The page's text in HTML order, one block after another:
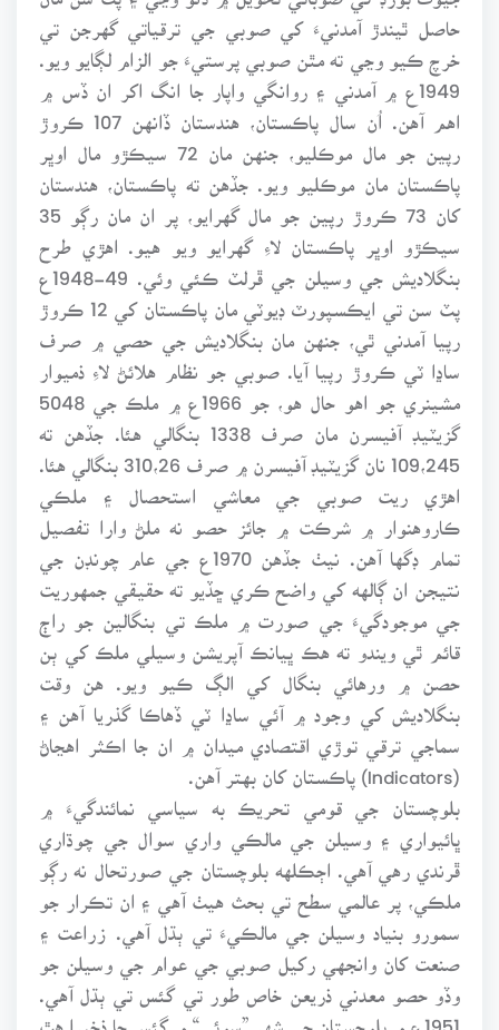
حاصل ٿيندڙ آمدنيءَ کي صوبي جي ترقياتي گهرجن تي
خرچ ڪيو وڃي ته مٿن صوبي پرستيءَ جو الزام لڳايو ويو.
1949ع ۾ آمدني ۽ روانگي واپار جا انگ اکر ان ڏس ۾
رپين جو مال موڪليو، جنهن مان 72 سيڪڙو مال اوڀر
پاڪستان مان موڪليو ويو. جڏهن ته پاڪستان، هندستان
کان 73 ڪروڙ رپين جو مال گهرايو، پر ان مان رڳو 35
سيڪڙو اوڀر پاڪستان لاءِ گهرايو ويو هيو. اهڙي طرح
رپيا آمدني ٿي، جنهن مان بنگلاديش جي حصي ۾ صرف
ساڍا ٽي ڪروڙ رپيا آيا. صوبي جو نظام هلائڻ لاءِ ذميوار
مشينري جو اهو حال هو، جو 1966ع ۾ ملڪ جي 5048
گزيٽيڊ آفيسرن مان صرف 1338 بنگالي هئا. جڏهن ته
109،245 نان گزيٽيڊ آفيسرن ۾ صرف 310،26 بنگالي هئا.
اهڙي ريت صوبي جي معاشي استحصال ۽ ملڪي
ڪاروهنوار ۾ شرڪت ۾ جائز حصو نه ملڻ وارا تفصيل
تمام ڊگها آهن. نيٺ جڏهن 1970ع جي عام چونڊن جي
نتيجن ان ڳالهه کي واضح ڪري ڇڏيو ته حقيقي جمهوريت
جي موجودگيءَ جي صورت ۾ ملڪ تي بنگالين جو راڄ
قائم ٿي ويندو ته هڪ ڀيانڪ آپريشن وسيلي ملڪ کي ٻن
حصن ۾ ورهائي بنگال کي الڳ ڪيو ويو. هن وقت
بنگلاديش کي وجود ۾ آئي ساڍا ٽي ڏهاڪا گذريا آهن ۽
سماجي ترقي توڙي اقتصادي ميدان ۾ ان جا اڪثر اهڃاڻ
(Indicators) پاڪستان کان بهتر آهن.
بلوچستان جي قومي تحريڪ به سياسي نمائندگيءَ ۾
ڀائيواري ۽ وسيلن جي مالڪي واري سوال جي چوڌاري
ڦرندي رهي آهي. اڄڪلهه بلوچستان جي صورتحال نه رڳو
ملڪي، پر عالمي سطح تي بحث هيٺ آهي ۽ ان تڪرار جو
سمورو بنياد وسيلن جي مالڪيءَ تي ٻڌل آهي. زراعت ۽
صنعت کان وانجهي رکيل صوبي جي عوام جي وسيلن جو
وڏو حصو معدني ذريعن خاص طور تي گئس تي ٻڌل آهي.
1951ع ۾ بلوچستان جي شهر ”سوئي“ ۾ گئس جا ذخيرا هٿ